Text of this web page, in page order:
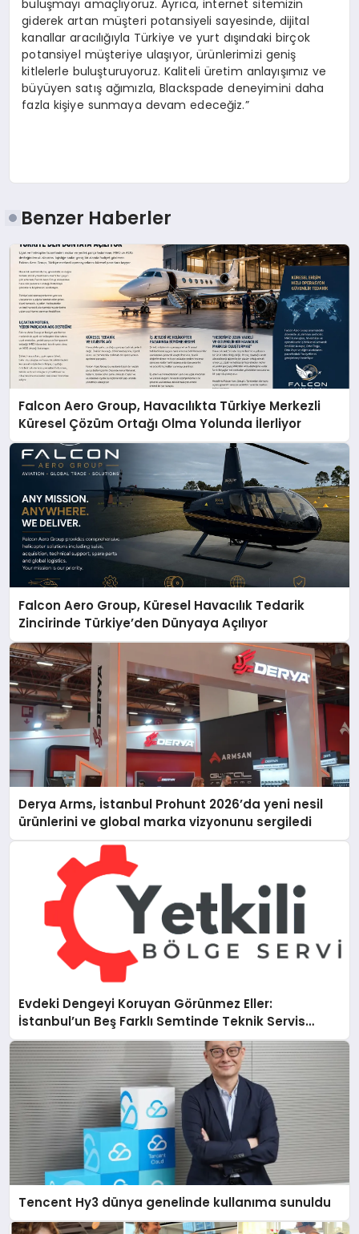
buluşmayı amaçlıyoruz. Ayrıca, internet sitemizin
giderek artan müşteri potansiyeli sayesinde, dijital
kanallar aracılığıyla Türkiye ve yurt dışındaki birçok
potansiyel müşteriye ulaşıyor, ürünlerimizi geniş
kitlelerle buluşturuyoruz. Kaliteli üretim anlayışımız ve
büyüyen satış ağımızla, Blackspade deneyimini daha
fazla kişiye sunmaya devam edeceğiz.”
Benzer Haberler
Falcon Aero Group, Havacılıkta Türkiye Merkezli
Küresel Çözüm Ortağı Olma Yolunda İlerliyor
Falcon Aero Group, Küresel Havacılık Tedarik
Zincirinde Türkiye’den Dünyaya Açılıyor
Derya Arms, İstanbul Prohunt 2026’da yeni nesil
ürünlerini ve global marka vizyonunu sergiledi
Evdeki Dengeyi Koruyan Görünmez Eller:
İstanbul’un Beş Farklı Semtinde Teknik Servis
Gerçeği
Tencent Hy3 dünya genelinde kullanıma sunuldu